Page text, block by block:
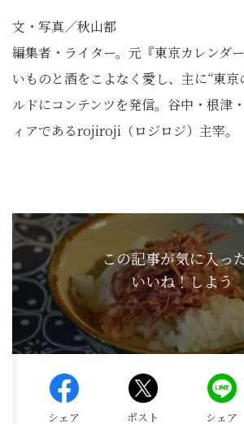
文・写真／秋山都
編集者・ライター。元『東京カレンダ
いものと酒をこよなく愛し、主に“東京
ルドにコンテンツを発信。谷中・根津
ィアであるrojiroji（ロジロジ）主宰。
この記事が気に入っ
いいね！しよう
シェア ポスト シェア